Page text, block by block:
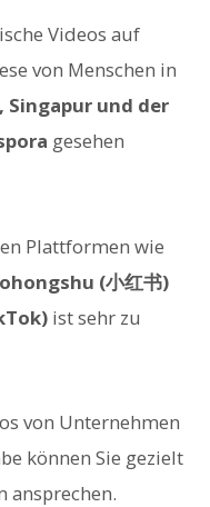
Videos auf
von Menschen in
Singapur und der
gesehen
Plattformen wie
(小红书)
ist sehr zu
von Unternehmen
können Sie gezielt
ansprechen.